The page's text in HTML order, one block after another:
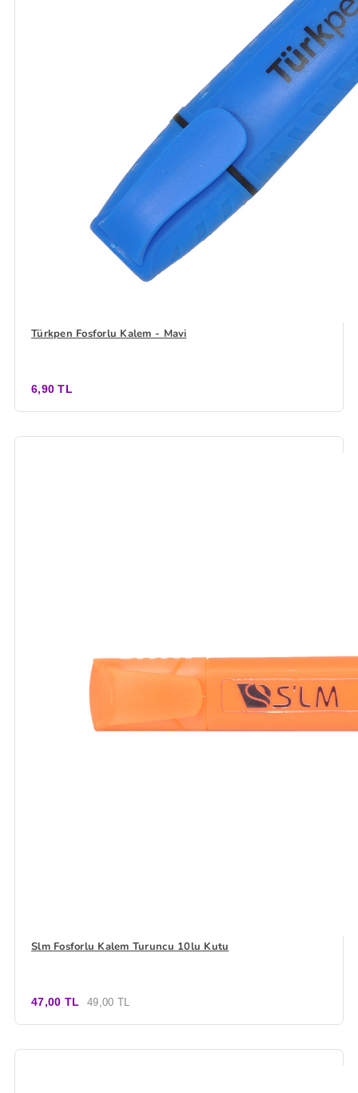
Türkpen Fosforlu Kalem - Mavi
6,90 TL
Slm Fosforlu Kalem Turuncu 10lu Kutu
47,00 TL 49,00 TL